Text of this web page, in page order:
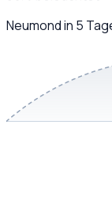
Neumond in 5